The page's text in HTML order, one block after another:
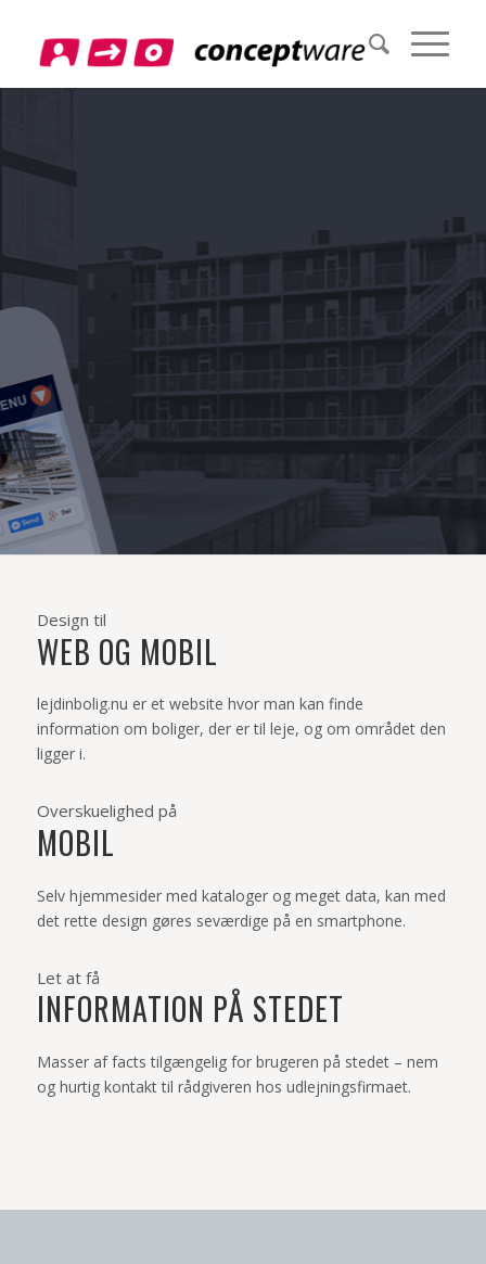
BOLIGSØGNING
PÅ WEB OG
MOBIL
lejdinbolig.nu
Design til
WEB OG MOBIL
lejdinbolig.nu er et website hvor man kan finde
information om boliger, der er til leje, og om området den
ligger i.
Overskuelighed på
MOBIL
Selv hjemmesider med kataloger og meget data, kan med
det rette design gøres seværdige på en smartphone.
Let at få
INFORMATION PÅ STEDET
Masser af facts tilgængelig for brugeren på stedet – nem
og hurtig kontakt til rådgiveren hos udlejningsfirmaet.